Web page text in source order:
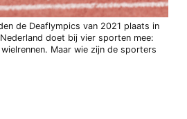
de Deaflympics van 2021 plaats in
doet bij vier sporten mee:
Maar wie zijn de sporters